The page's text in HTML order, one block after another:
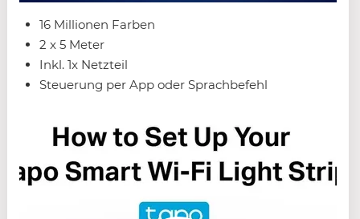
16 Millionen Farben
2 x 5 Meter
Inkl. 1x Netzteil
Steuerung per App oder Sprachbefehl